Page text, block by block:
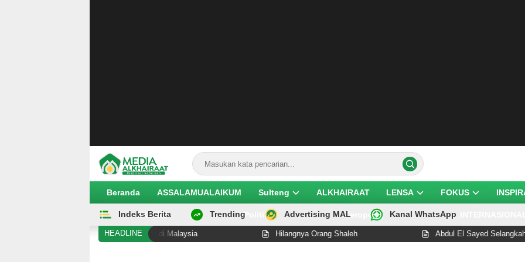
Beranda ASSALAMUALAIKUM Sulteng ALKHAIRAAT LENSA FOKUS
EKOBIS Politik Teropong
Indeks Berita Trending Advertising MAL Kanal WhatsApp
HEADLINE
Diduga Alami Pelanggaran Hak di Malaysia Hilangnya Orang Shaleh Abdul El Sayed Selangkah Lagi Cetak